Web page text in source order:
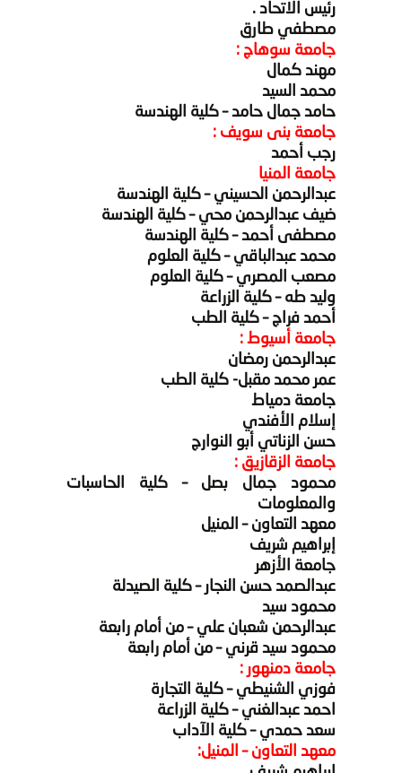
رئيس الاتحاد .
مصطفي طارق
جامعة سوهاج :
مهند كمال
محمد السيد
حامد جمال حامد – كلية الهندسة
جامعة بنى سويف :
رجب أحمد
جامعة المنيا
عبدالرحمن الحسيني – كلية الهندسة
ضيف عبدالرحمن محي – كلية الهندسة
مصطفى أحمد – كلية الهندسة
محمد عبدالباقي – كلية العلوم
مصعب المصري – كلية العلوم
وليد طه – كلية الزراعة
أحمد فراج – كلية الطب
جامعة أسيوط :
عبدالرحمن رمضان
عمر محمد مقبل- كلية الطب
جامعة دمياط
إسلام الأفندي
حسن الزناتي أبو النوارج
جامعة الزقازيق :
محمود جمال بصل – كلية الحاسبات
والمعلومات
معهد التعاون – المنيل
إبراهيم شريف
جامعة الأزهر
عبدالصمد حسن النجار – كلية الصيدلة
محمود سيد
عبدالرحمن شعبان علي – من أمام رابعة
محمود سيد قرني – من أمام رابعة
جامعة دمنهور :
فوزي الشنيطي – كلية التجارة
احمد عبدالغني – كلية الزراعة
سعد حمدي – كلية الآداب
معهد التعاون – المنيل: